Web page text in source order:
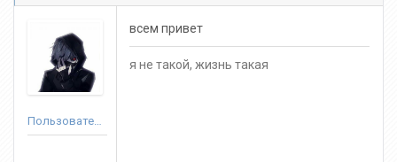
Пользователь
всем привет
я не такой, жизнь такая